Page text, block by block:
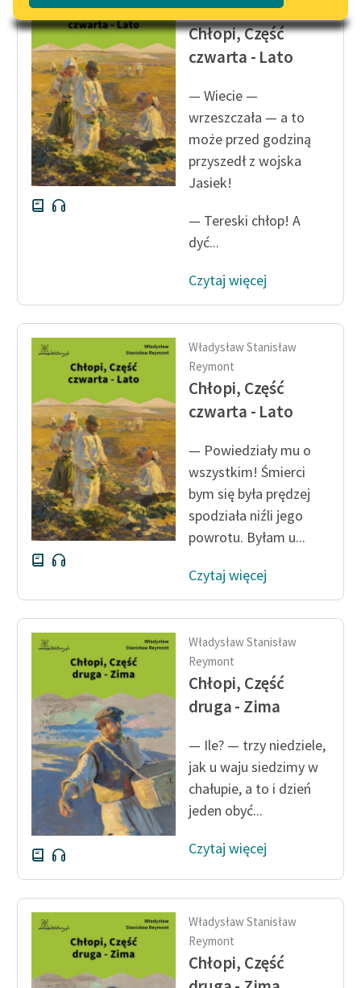
literatury do słuchania dla
uczennic i uczniów z
niepełnosprawnościami
E-kolekcja lektur
szkolnych i literatury do
słuchania dla uczennic i
uczniów z
niepełnosprawnościami
Feministyczne inspiracje.
Popularyzacja
Kolekcje edukacyjne
twórców przechodzących
do domeny publicznej,
lektur szkolnych oraz
Starego Testamentu
Odkurzamy bohaterów
Szkoła Poezji Wolnych
Lektur
O nas
Kontakt
O projekcie
Zespół
Zasady wykorzystania
Wolnych Lektur
Logotypy
Materiały promocyjne
Polityka prywatności
Regulamin biblioteki
Dane fundacji i
sprawozdania finansowe
Informacja o treściach
wrażliwych
Deklaracja dostępności
Reymont
Chłopi, Część
czwarta - Lato
— Wiecie —
wrzeszczała — a to
może przed godziną
przyszedł z wojska
Jasiek!
— Tereski chłop! A
dyć...
Czytaj więcej
Władysław Stanisław
Reymont
Chłopi, Część
czwarta - Lato
— Powiedziały mu o
wszystkim! Śmierci
bym się była prędzej
spodziała niźli jego
powrotu. Byłam u...
Czytaj więcej
Władysław Stanisław
Reymont
Chłopi, Część
druga - Zima
— Ile? — trzy niedziele,
jak u waju siedzimy w
chałupie, a to i dzień
jeden obyć...
Czytaj więcej
Władysław Stanisław
Reymont
Chłopi, Część